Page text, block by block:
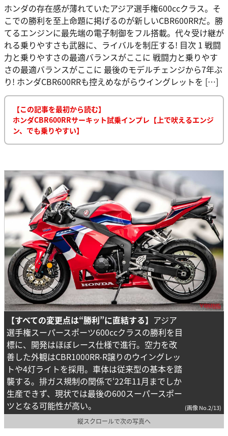
ホンダの存在感が薄れていたアジア選手権600ccクラス。そ
こでの勝利を至上命題に掲げるのが新しいCBR600RRだ。勝
てるエンジンに最先端の電子制御をフル搭載。代々受け継が
れる乗りやすさも武器に、ライバルを制圧する! 目次 1 戦闘
力と乗りやすさの最適バランスがここに 戦闘力と乗りやす
さの最適バランスがここに 最後のモデルチェンジから7年ぶ
り! ホンダCBR600RRも控えめながらウイングレットを […]
【この記事を最初から読む】
ホンダCBR600RRサーキット試乗インプレ【上で吠えるエンジ
ン、でも乗りやすい】
【すべての変更点は“勝利”に直結する】 アジア
選手権スーパースポーツ600ccクラスの勝利を目
標に、開発はほぼレース仕様で進行。空力を改
善した外観はCBR1000RR-R譲りのウイングレッ
トや4灯ライトを採用。車体は従来型の基本を踏
襲する。排ガス規制の関係で‘22年11月までしか
生産できず、現状では最後の600スーパースポー
ツとなる可能性が高い。
(画像 No.2/13)
縦スクロールで次の写真へ